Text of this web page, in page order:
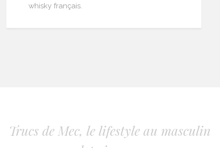
whisky français.
Trucs de Mec, le lifestyle au masculin